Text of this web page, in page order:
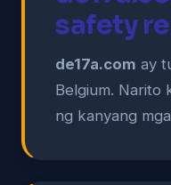
safety
de17a.com ay
Belgium. Narito
ng kanyang